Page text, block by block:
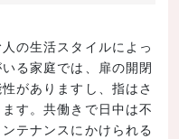
の生活スタイルによっ
る家庭では、扉の開閉
がありますし、指はさ
す。共働きで日中は不
テナンスにかけられる